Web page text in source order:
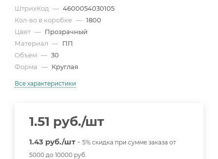
ШтрихКод — 4600054030105
Кол-во в коробке — 1800
Цвет — Прозрачный
Материал — ПП
Объем — 30
Форма — Круглая
Все характеристики
1.51 руб./шт
1.43 руб./шт - 5% скидка при сумме заказа от
5000 до 10000 руб.